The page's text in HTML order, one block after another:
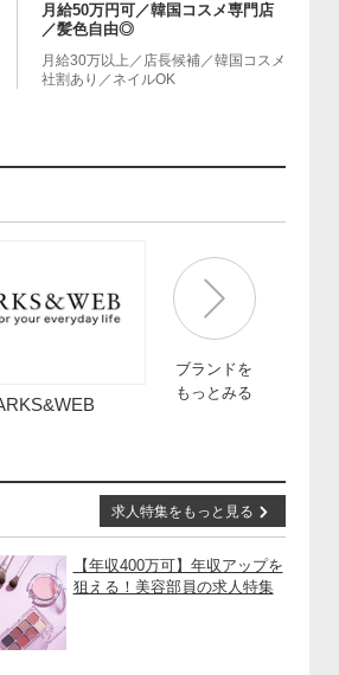
月給50万円可／韓国コスメ専門店
／髪色自由◎
月給30万以上／店長候補／韓国コスメ
社割あり／ネイルOK
ブランドを
もっとみる
【年収400万可】年収アップを
狙える！美容部員の求人特集
求人特集をもっと見る